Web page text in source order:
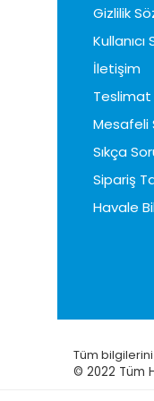
Gizlilik
İletişim
Teslimat
Mesafeli
Sıkça
Sipariş
Havale
Tüm
© 2022 Tüm